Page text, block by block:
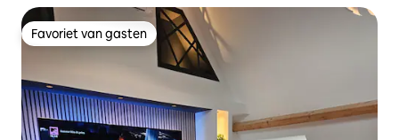
Favoriet van gasten
Favoriet van gasten